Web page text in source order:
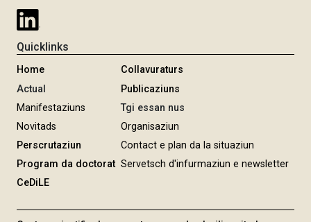
Quicklinks
Home
Actual
Manifestaziuns
Novitads
Perscrutaziun
Program da doctorat
CeDiLE
Collavuraturs
Publicaziuns
Tgi essan nus
Organisaziun
Contact e plan da la situaziun
Servetsch d'infurmaziun e newsletter